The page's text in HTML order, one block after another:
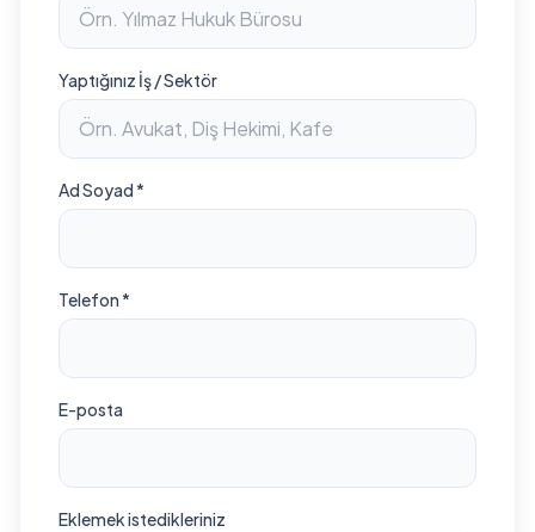
Yaptığınız İş / Sektör
Ad Soyad *
Telefon *
E-posta
Eklemek istedikleriniz